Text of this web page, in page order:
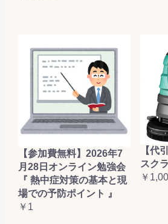
【参加費無料】2026年7
月28日オンライン勉強会
『 熱中症対策の基本と現
場での予防ポイント 』
￥1
【代
スク
￥